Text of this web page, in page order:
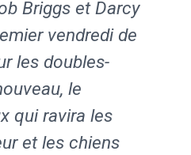
Briggs et Darcy
vendredi de
les doubles-
le
qui ravira les
et les chiens